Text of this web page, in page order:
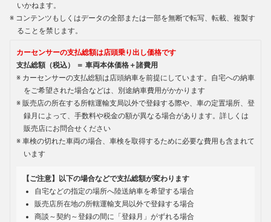
いかねます。
コンテンツもしくはデータの全部または一部を無断で転写、転載、複製す
ることを禁じます。
カーセンサーの支払総額は店頭乗り出し価格です
支払総額（税込） ＝ 車両本体価格＋諸費用
カーセンサーの支払総額は店頭納車を前提にしています。自宅への納車
をご希望された場合などは、別途納車費用がかかります
販売店の所在する所轄運輸支局以外で登録する際や、車の定置場所、登
録月によって、手数料や税金の額が異なる場合があります。詳しくは
販売店にお問合せください
車検の切れた車両の場合、車検を取得するために必要な費用も含まれて
います
【ご注意】以下の場合などで支払総額が変わります
自宅などの指定の場所へ陸送納車を希望する場合
販売店所在地の所轄運輸支局以外で登録する場合
商談～契約～登録の間に「登録月」がずれる場合